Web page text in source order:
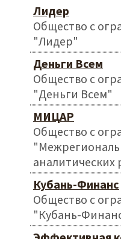
Лидер
Общество с
"Лидер"
Деньги Всем
Общество с
"Деньги Всем"
МИЦАР
Общество с
Кубань-Финанс
Общество с
"Кубань-